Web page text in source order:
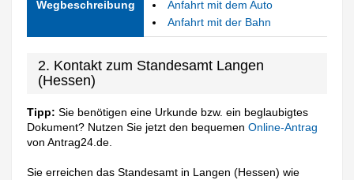
Wegbeschreibung
Anfahrt mit dem Auto
Anfahrt mit der Bahn
2. Kontakt zum Standesamt Langen
(Hessen)
Tipp: Sie benötigen eine Urkunde bzw. ein beglaubigtes
Dokument? Nutzen Sie jetzt den bequemenOnline-Antrag
von Antrag24.de.
Sie erreichen das Standesamt in Langen (Hessen) wie